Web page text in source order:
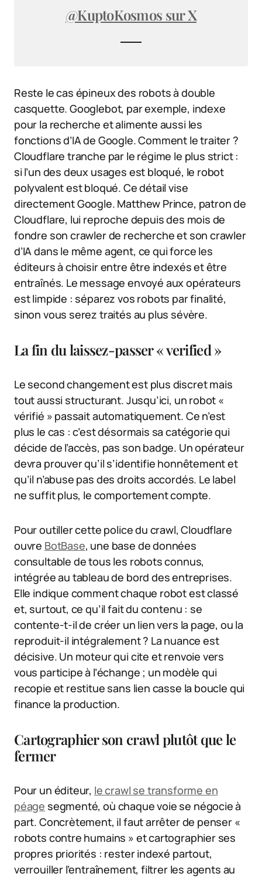
@KuptoKosmos sur X
Reste le cas épineux des robots à double
casquette. Googlebot, par exemple, indexe
pour la recherche et alimente aussi les
fonctions d’IA de Google. Comment le traiter ?
Cloudflare tranche par le régime le plus strict :
si l’un des deux usages est bloqué, le robot
polyvalent est bloqué. Ce détail vise
directement Google. Matthew Prince, patron de
Cloudflare, lui reproche depuis des mois de
fondre son crawler de recherche et son crawler
d’IA dans le même agent, ce qui force les
éditeurs à choisir entre être indexés et être
entraînés. Le message envoyé aux opérateurs
est limpide : séparez vos robots par finalité,
sinon vous serez traités au plus sévère.
La fin du laissez-passer « verified »
Le second changement est plus discret mais
tout aussi structurant. Jusqu’ici, un robot «
vérifié » passait automatiquement. Ce n’est
plus le cas : c’est désormais sa catégorie qui
décide de l’accès, pas son badge. Un opérateur
devra prouver qu’il s’identifie honnêtement et
qu’il n’abuse pas des droits accordés. Le label
ne suffit plus, le comportement compte.
Pour outiller cette police du crawl, Cloudflare
ouvre BotBase, une base de données
consultable de tous les robots connus,
intégrée au tableau de bord des entreprises.
Elle indique comment chaque robot est classé
et, surtout, ce qu’il fait du contenu : se
contente-t-il de créer un lien vers la page, ou la
reproduit-il intégralement ? La nuance est
décisive. Un moteur qui cite et renvoie vers
vous participe à l’échange ; un modèle qui
recopie et restitue sans lien casse la boucle qui
finance la production.
Cartographier son crawl plutôt que le
fermer
Pour un éditeur, le crawl se transforme en
péage segmenté, où chaque voie se négocie à
part. Concrètement, il faut arrêter de penser «
robots contre humains » et cartographier ses
propres priorités : rester indexé partout,
verrouiller l’entraînement, filtrer les agents au